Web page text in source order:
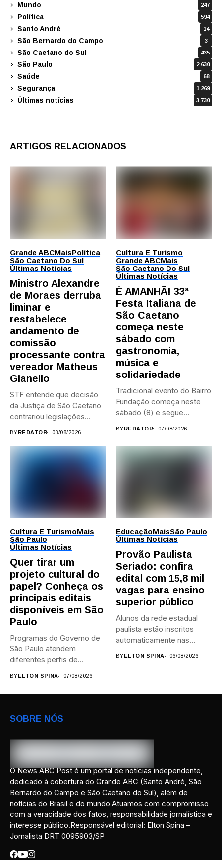
Mundo 247
Política 594
Santo André 14
São Bernardo do Campo 3
São Caetano do Sul 435
São Paulo 2.630
Saúde 68
Segurança 1.269
Últimas notícias 3.730
ARTIGOS RELACIONADOS
Grande ABCMaisPolítica
São Caetano Do Sul
Últimas Notícias
Ministro Alexandre
de Moraes derruba
liminar e
restabelece
andamento de
comissão
processante contra
vereador Matheus
Gianello
STF entende que decisão
da Justiça de São Caetano
contrariou legislações
BYREDATOR 08/08/2026
Cultura E Turismo
Grande ABCMais
São Caetano Do Sul
Últimas Notícias
É AMANHÃ! 33ª
Festa Italiana de
São Caetano
começa neste
sábado com
gastronomia,
música e
solidariedade
Tradicional evento do Bairro
Fundação começa neste
sábado (8) e segue
BYREDATOR 07/08/2026
Cultura E TurismoMais
São Paulo
Últimas Notícias
Quer tirar um
projeto cultural do
papel? Conheça os
principais editais
disponíveis em São
Paulo
Programas do Governo de
São Paulo atendem
diferentes perfis de
BY ELTON SPINA 07/08/2026
EducaçãoMaisSão Paulo
Últimas Notícias
Provão Paulista
Seriado: confira
edital com 15,8 mil
vagas para ensino
superior público
Alunos da rede estadual
paulista estão inscritos
automaticamente nas
BY ELTON SPINA 06/08/2026
SOBRE NÓS
O News ABC Post é um portal de notícias independente,
dedicado à cobertura do Grande ABC (Santo André, São
Bernardo do Campo e São Caetano do Sul), além de
notícias do Brasil e do mundo.Atuamos com compromisso
com a veracidade dos fatos, responsabilidade jornalística e
interesse público.Responsável editorial: Elton Spina –
Jornalista DRT 0095903/SP